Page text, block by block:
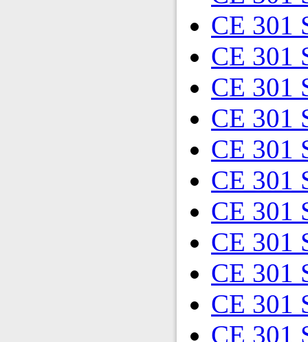
CE 301
CE 301
CE 301
CE 301
CE 301
CE 301
CE 301
CE 301
CE 301
CE 301
CE 301